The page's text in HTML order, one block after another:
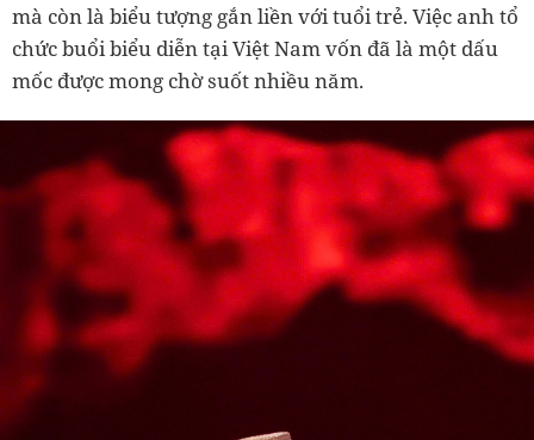
mà còn là biểu tượng gắn liền với tuổi trẻ. Việc anh tổ
chức buổi biểu diễn tại Việt Nam vốn đã là một dấu
mốc được mong chờ suốt nhiều năm.